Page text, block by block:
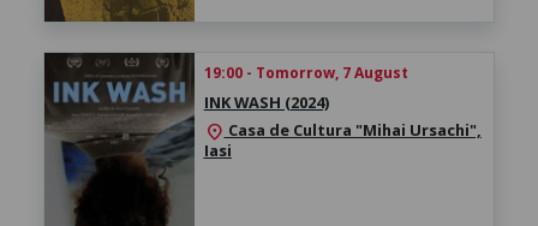
19:00 - Tomorrow, 7 August
INK WASH (2024)
location_on Casa de Cultura "Mihai Ursachi",
Iasi